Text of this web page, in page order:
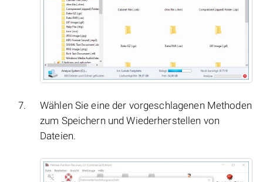
Wählen Sie eine der vorgeschlagenen Methoden
zum Speichern und Wiederherstellen von
Dateien.